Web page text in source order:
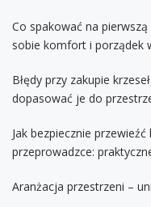
Co spakować na
sobie komfort i porządek
Błędy przy zakupie
dopasować je do
Jak bezpiecznie
przeprowadzce:
Aranżacja przestrzeni –